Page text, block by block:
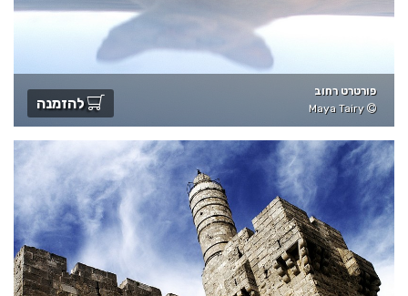
פורטרט רחוב
Maya Tairy
להזמנה